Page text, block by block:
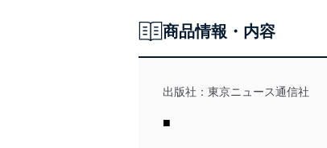
法令遵守
令及びその他の規範
商品情報・内容
出版社： 東京ニュース通信社
■